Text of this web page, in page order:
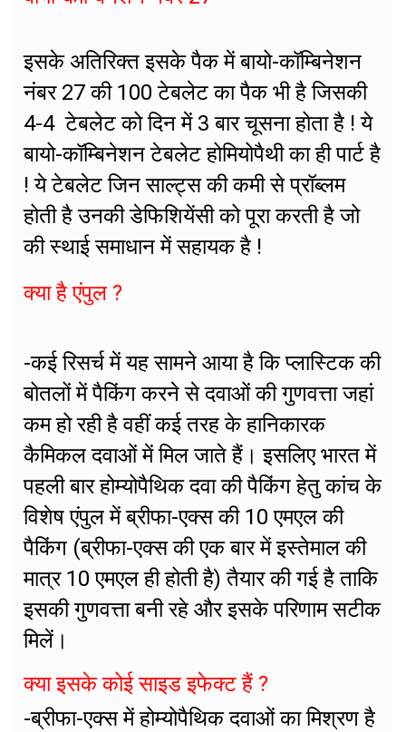
इसके अतिरिक्त इसके पैक में बायो-कॉम्बिनेशन
नंबर 27 की 100 टेबलेट का पैक भी है जिसकी
4-4 टेबलेट को दिन में 3 बार चूसना होता है ! ये
बायो-कॉम्बिनेशन टेबलेट होमियोपैथी का ही पार्ट है
! ये टेबलेट जिन साल्ट्स की कमी से प्रॉब्लम
होती है उनकी डेफिशियेंसी को पूरा करती है जो
की स्थाई समाधान में सहायक है !
क्या है एंपुल ?
-कई रिसर्च में यह सामने आया है कि प्लास्टिक की
बोतलों में पैकिंग करने से दवाओं की गुणवत्ता जहां
कम हो रही है वहीं कई तरह के हानिकारक
कैमिकल दवाओं में मिल जाते हैं। इसलिए भारत में
पहली बार होम्योपैथिक दवा की पैकिंग हेतु कांच के
विशेष एंपुल में ब्रीफा-एक्स की 10 एमएल की
पैकिंग (ब्रीफा-एक्स की एक बार में इस्तेमाल की
मात्र 10 एमएल ही होती है) तैयार की गई है ताकि
इसकी गुणवत्ता बनी रहे और इसके परिणाम सटीक
मिलें।
क्या इसके कोई साइड इफेक्ट हैं ?
-ब्रीफा-एक्स में होम्योपैथिक दवाओं का मिश्रण है